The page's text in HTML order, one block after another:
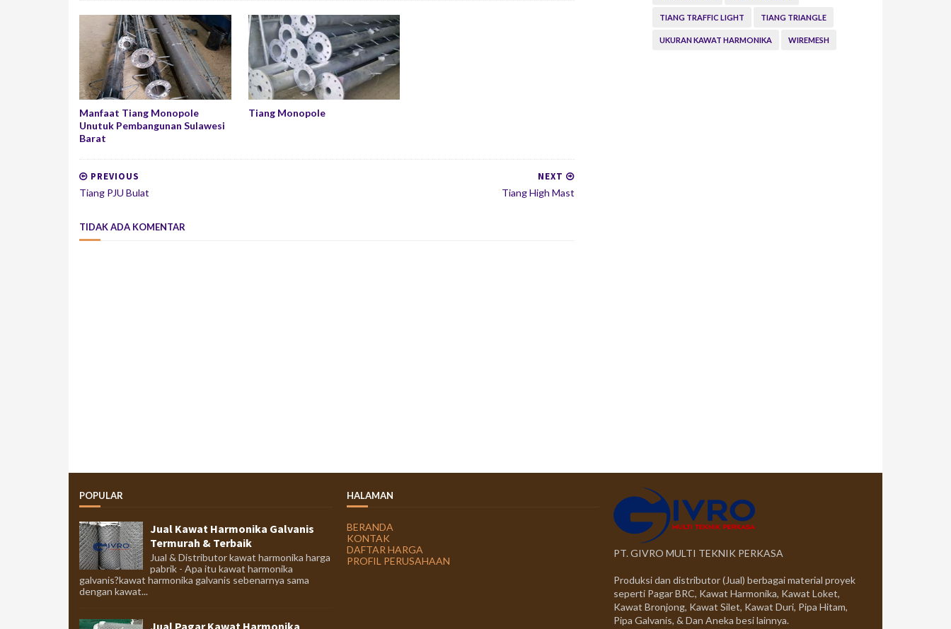
Manfaat Tiang Monopole
Unutuk Pembangunan Sulawesi
Barat
Tiang Monopole
NEXT
Tiang High Mast
PREVIOUS
Tiang PJU Bulat
TIDAK ADA KOMENTAR
TIANG TRAFFIC LIGHT TIANG TRIANGLE
UKURAN KAWAT HARMONIKA WIREMESH
POPULAR
Jual Kawat Harmonika Galvanis
Termurah & Terbaik
Jual & Distributor kawat harmonika harga
pabrik - Apa itu kawat harmonika
galvanis?kawat harmonika galvanis sebenarnya sama
dengan kawat...
Jual Pagar Kawat Harmonika
HALAMAN
BERANDA
KONTAK
DAFTAR HARGA
PROFIL PERUSAHAAN
PT. GIVRO MULTI TEKNIK PERKASA
Produksi dan distributor (Jual) berbagai material proyek
seperti Pagar BRC, Kawat Harmonika, Kawat Loket,
Kawat Bronjong, Kawat Silet, Kawat Duri, Pipa Hitam,
Pipa Galvanis, & Dan Aneka besi lainnya.